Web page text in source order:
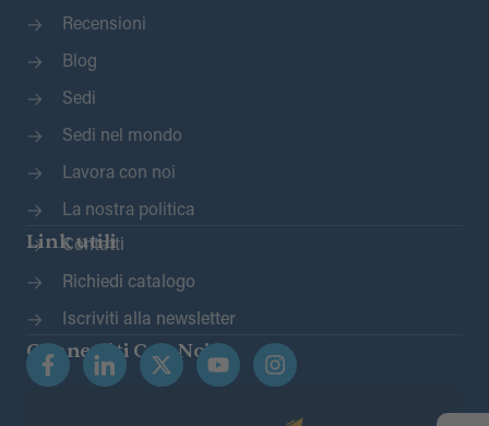
Recensioni
Blog
Sedi
Sedi nel mondo
Lavora con noi
La nostra politica
Link utili
Contatti
Richiedi catalogo
Iscriviti alla newsletter
Connettiti Con Noi